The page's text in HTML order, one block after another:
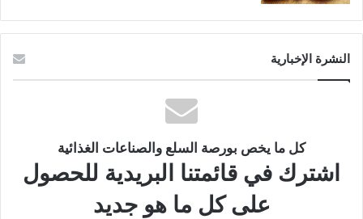
النشرة الإخبارية
كل ما يخص بورصة السلع والصناعات الغذائية
اشترك في قائمتنا البريدية للحصول
على كل ما هو جديد